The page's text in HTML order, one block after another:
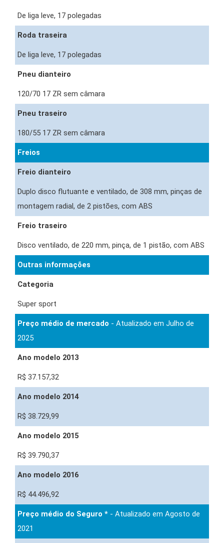
De liga leve, 17 polegadas
Roda traseira
De liga leve, 17 polegadas
Pneu dianteiro
120/70 17 ZR sem câmara
Pneu traseiro
180/55 17 ZR sem câmara
Freios
Freio dianteiro
Duplo disco flutuante e ventilado, de 308 mm, pinças de
montagem radial, de 2 pistões, com ABS
Freio traseiro
Disco ventilado, de 220 mm, pinça, de 1 pistão, com ABS
Outras informações
Categoria
Super sport
Preço médio de mercado - Atualizado em Julho de
2025
Ano modelo 2013
R$ 37.157,32
Ano modelo 2014
R$ 38.729,99
Ano modelo 2015
R$ 39.790,37
Ano modelo 2016
R$ 44.496,92
Preço médio do Seguro * - Atualizado em Agosto de
2021